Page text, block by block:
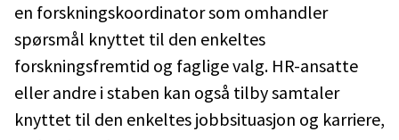
en forskningskoordinator som omhandler
spørsmål knyttet til den enkeltes
forskningsfremtid og faglige valg. HR-ansatte
eller andre i staben kan også tilby samtaler
knyttet til den enkeltes jobbsituasjon og karriere,